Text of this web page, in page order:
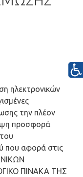
ηλεκτρονικών
την πλέον
προσφορά
που αφορά στις
ΠΙΝΑΚΑ ΤΗΣ